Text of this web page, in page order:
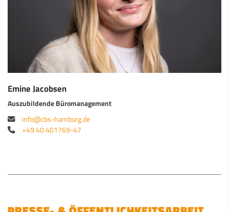
Emine Jacobsen
Auszubildende Büromanagement
info@cbs-hamburg.de
+49 40 401769-47